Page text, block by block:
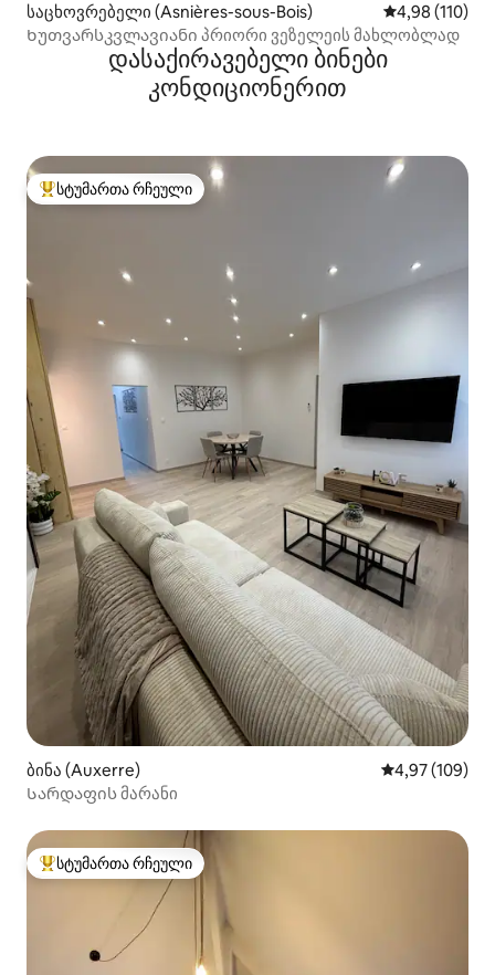
საცხოვრებელი (Asnières-sous-Bois) საშუალო
4,98 (110)
Ხუთვარსკვლავიანი პრიორი ვეზელეის მახლობლად
დასაქირავებელი ბინები
კონდიციონერით
სტუმართა რჩეული მოწინავე ვარიანტი
სტუმართა რჩეული
ბინა (Auxerre) საშუალო
4,97 (109)
Სარდაფის მარანი
სტუმართა რჩეული მოწინავე ვარიანტი
სტუმართა რჩეული